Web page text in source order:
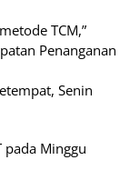
TCM,”
Penanganan
Senin
pada Minggu